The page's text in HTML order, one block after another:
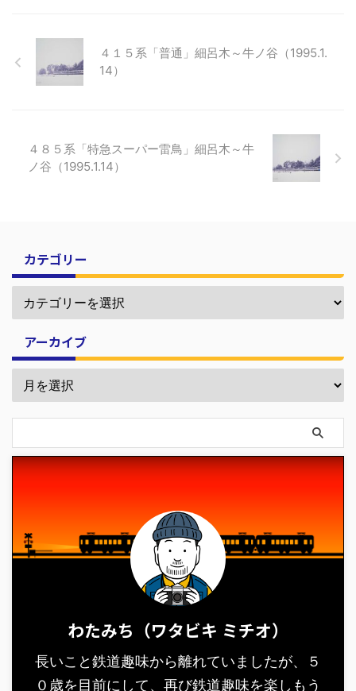
４１５系「普通」細呂木～牛ノ谷（1995.1.
14）
４８５系「特急スーパー雷鳥」細呂木～牛
ノ谷（1995.1.14）
カテゴリー
アーカイブ
わたみち（ワタビキ ミチオ）
長いこと鉄道趣味から離れていましたが、５
０歳を目前にして、再び鉄道趣味を楽しもう